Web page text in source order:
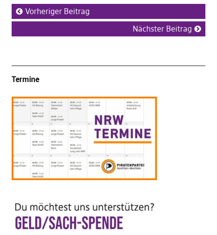
Vorheriger Beitrag
Nächster Beitrag
Termine